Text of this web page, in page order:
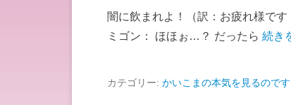
闇に飲まれよ！（訳：お疲れ様で
ミゴン： ほほぉ…？ だったら 続き
カテゴリー: かいこまの本気を見るのです